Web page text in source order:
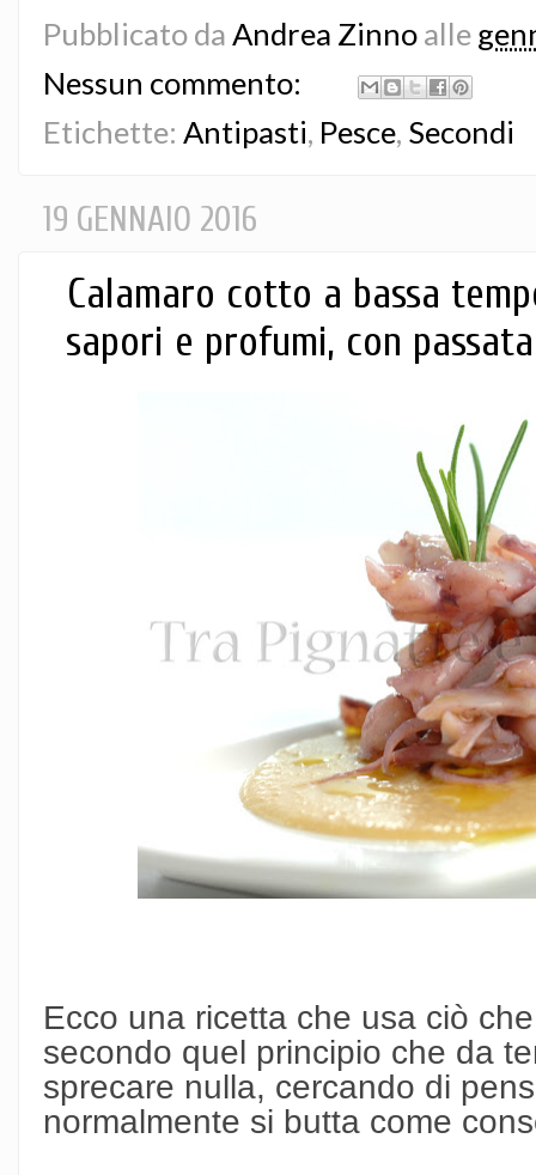
Pubblicato da Andrea Zinno alle
Nessun commento:
Etichette: Antipasti, Pesce, Secondi
19 GENNAIO 2016
Calamaro cotto a bassa
sapori e profumi, con
Ecco una ricetta che usa ciò
secondo quel principio che da
sprecare nulla, cercando di
normalmente si butta come